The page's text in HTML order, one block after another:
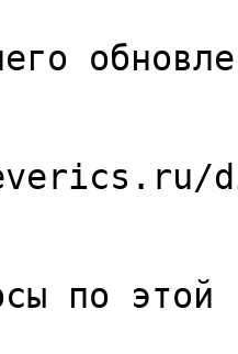
по этой